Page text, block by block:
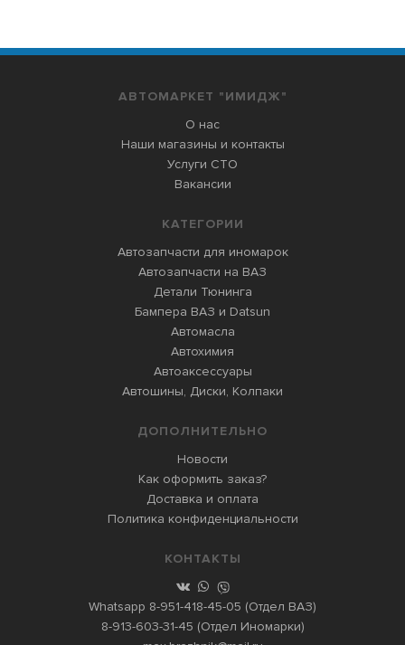
АВТОМАРКЕТ "ИМИДЖ"
О нас
Наши магазины и контакты
Услуги СТО
Вакансии
КАТЕГОРИИ
Автозапчасти для иномарок
Автозапчасти на ВАЗ
Детали Тюнинга
Бампера ВАЗ и Datsun
Автомасла
Автохимия
Автоаксессуары
Автошины, Диски, Колпаки
ДОПОЛНИТЕЛЬНО
Новости
Как оформить заказ?
Доставка и оплата
Политика конфиденциальности
КОНТАКТЫ
Whatsapp 8-951-418-45-05 (Отдел ВАЗ)
8-913-603-31-45 (Отдел Иномарки)